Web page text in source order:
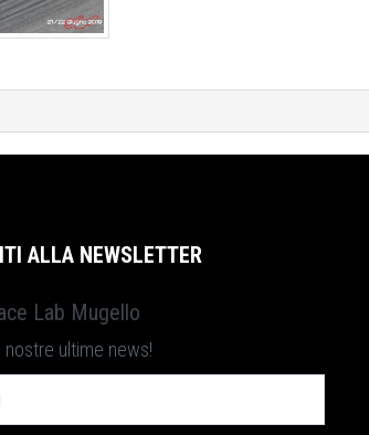
ALLA NEWSLETTER
Lab Mugello
nostre ultime news!